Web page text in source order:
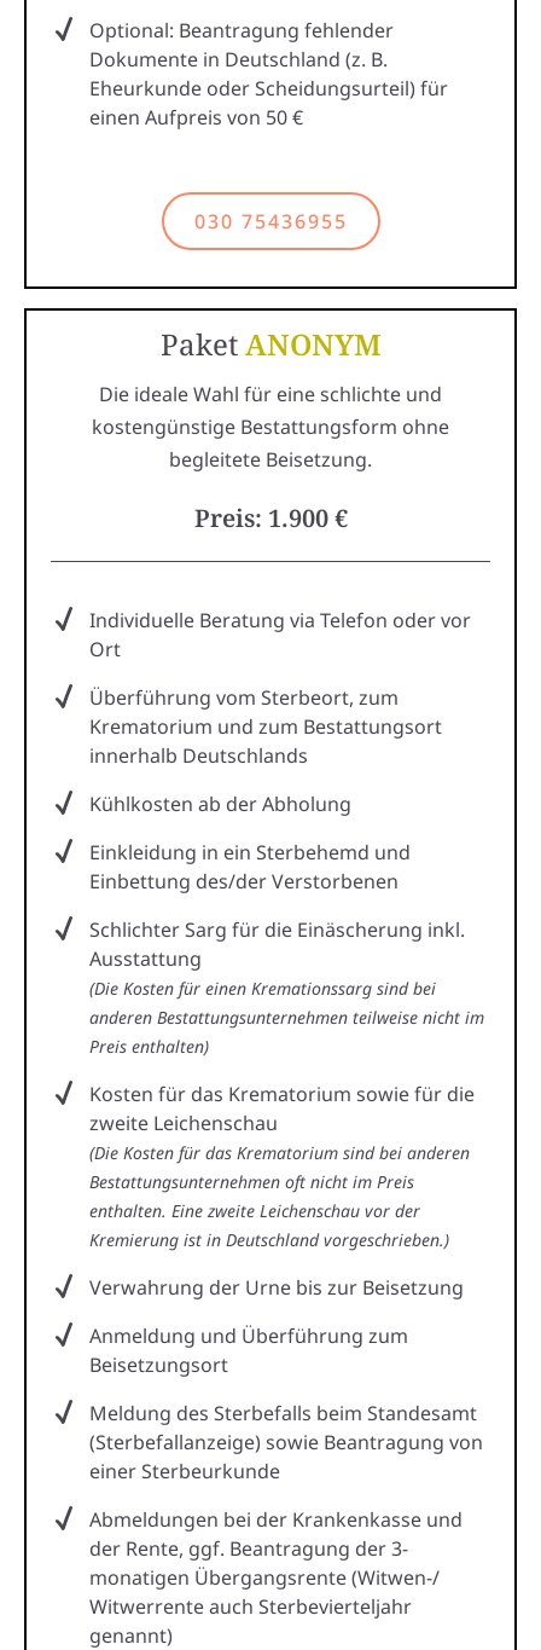
Optional: Beantragung fehlender
Dokumente in Deutschland (z. B.
Eheurkunde oder Scheidungsurteil) für
einen Aufpreis von 50 €
030 75436955
PaketANONYM
Die ideale Wahl für eine schlichte und
kostengünstige Bestattungsform ohne
begleitete Beisetzung.
Preis: 1.900 €
Individuelle Beratung via Telefon oder vor
Ort
Überführung vom Sterbeort, zum
Krematorium und zum Bestattungsort
innerhalb Deutschlands
Kühlkosten ab der Abholung
Einkleidung in ein Sterbehemd und
Einbettung des/der Verstorbenen
Schlichter Sarg für die Einäscherung inkl.
Ausstattung
(Die Kosten für einen Kremationssarg sind bei
anderen Bestattungsunternehmen teilweise nicht im
Preis enthalten)
Kosten für das Krematorium sowie für die
zweite Leichenschau
(Die Kosten für das Krematorium sind bei anderen
Bestattungsunternehmen oft nicht im Preis
enthalten. Eine zweite Leichenschau vor der
Kremierung ist in Deutschland vorgeschrieben.)
Verwahrung der Urne bis zur Beisetzung
Anmeldung und Überführung zum
Beisetzungsort
Meldung des Sterbefalls beim Standesamt
(Sterbefallanzeige) sowie Beantragung von
einer Sterbeurkunde
Abmeldungen bei der Krankenkasse und
der Rente, ggf. Beantragung der 3-
monatigen Übergangsrente (Witwen-/
Witwerrente auch Sterbevierteljahr
genannt)